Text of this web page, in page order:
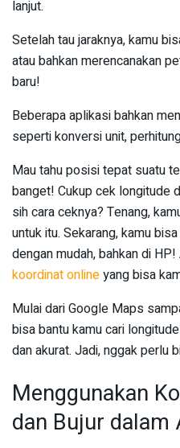
lanjut.
Setelah tau jaraknya, kamu
atau bahkan merencanakan
baru!
Beberapa aplikasi bahkan
seperti konversi unit,
Mau tahu posisi tepat suatu
banget! Cukup cek longitude
sih cara ceknya? Tenang,
untuk itu. Sekarang, kamu
dengan mudah, bahkan di HP!
koordinat onlineyang bisa
Mulai dari Google Maps
bisa bantu kamu cari
dan akurat. Jadi, nggak perlu
Menggunakan
dan Bujur dalam